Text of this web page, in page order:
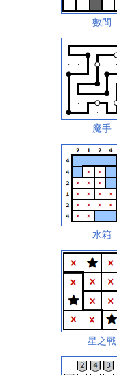
數間
魔手
水箱
星之戰